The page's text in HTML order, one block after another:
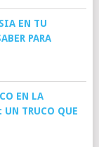
EN TU
PARA
EN LA
UN TRUCO QUE